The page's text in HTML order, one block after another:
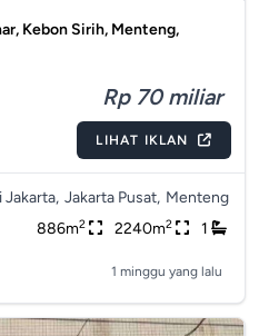
Kebon Sirih, Menteng,
Rp 70 miliar
LIHAT IKLAN
Jakarta, Jakarta Pusat, Menteng
886m2 2240m2 1
1 minggu yang lalu